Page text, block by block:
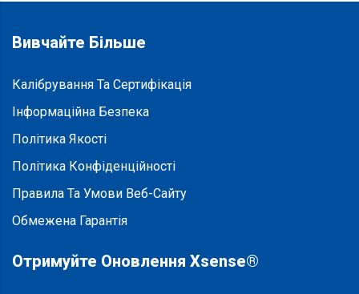
Вивчайте Більше
Калібрування Та Сертифікація
Інформаційна Безпека
Політика Якості
Політика Конфіденційності
Правила Та Умови Веб-Сайту
Обмежена Гарантія
Отримуйте Оновлення Xsense®